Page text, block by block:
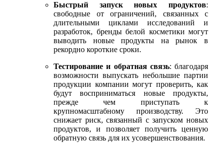
Быстрый запуск новых продуктов:
свободные от ограничений, связанных с
длительными циклами исследований и
разработок, бренды белой косметики могут
выводить новые продукты на рынок в
рекордно короткие сроки.
Тестирование и обратная связь: благодаря
возможности выпускать небольшие партии
продукции компании могут проверить, как
будут восприниматься новые продукты,
прежде чем приступать к
крупномасштабному производству. Это
снижает риск, связанный с запуском новых
продуктов, и позволяет получить ценную
обратную связь для их усовершенствования.